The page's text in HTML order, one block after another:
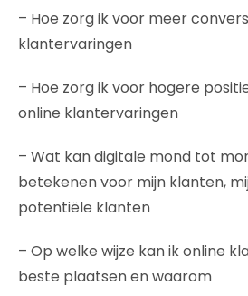
– Hoe zorg ik voor meer
klantervaringen
– Hoe zorg ik voor hogere
online klantervaringen
– Wat kan digitale mond tot
betekenen voor mijn klanten,
potentiële klanten
– Op welke wijze kan ik online
beste plaatsen en waarom